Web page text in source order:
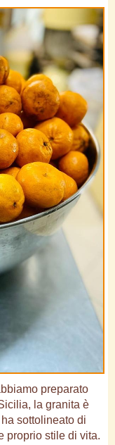
preparato
la granita è
sottolineato di
proprio stile di vita.